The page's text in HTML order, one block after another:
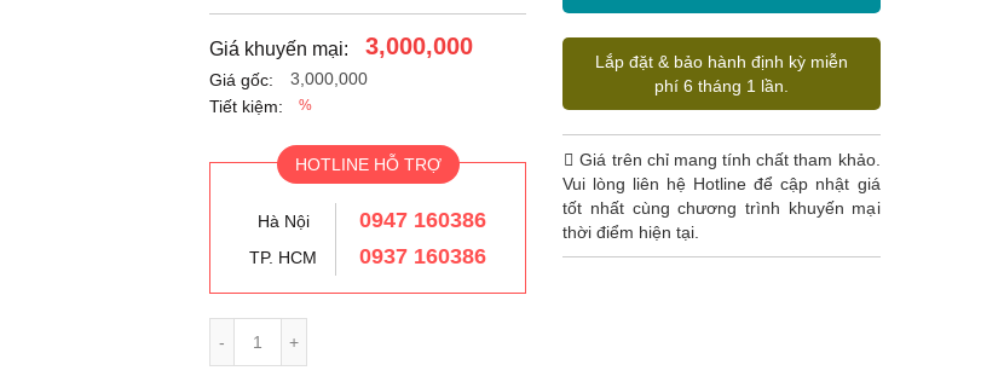
Giá khuyến mại: 3,000,000
Giá gốc:
3,000,000
Tiết kiệm:
%
HOTLINE HỖ TRỢ
Hà Nội 0947 160386
TP. HCM 0937 160386
Lắp đặt & bảo hành định kỳ miễn
phí 6 tháng 1 lần.
Giá trên chỉ mang tính chất tham khảo.
Vui lòng liên hệ Hotline để cập nhật giá
tốt nhất cùng chương trình khuyến mại
thời điểm hiện tại.